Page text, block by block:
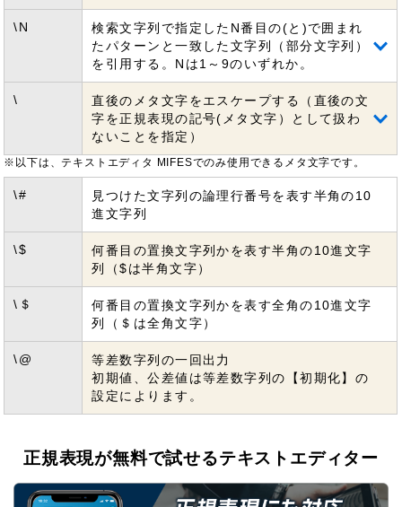
\N
検索文字列で指定したN番目の(と)で囲まれ
たパターンと一致した文字列（部分文字列）
を引用する。Nは1～9のいずれか。
\
直後のメタ文字をエスケープする（直後の文
字を正規表現の記号(メタ文字）として扱わ
ないことを指定）
※以下は、テキストエディタ MIFESでのみ使用できるメタ文字です。
\#
見つけた文字列の論理行番号を表す半角の10
進文字列
\$
何番目の置換文字列かを表す半角の10進文字
列（$は半角文字）
\＄
何番目の置換文字列かを表す全角の10進文字
列（＄は全角文字）
\@
等差数字列の一回出力
初期値、公差値は等差数字列の【初期化】の
設定によります。
正規表現が無料で試せるテキストエディター